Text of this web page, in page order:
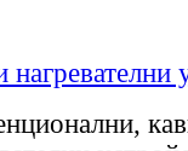
нагревателни